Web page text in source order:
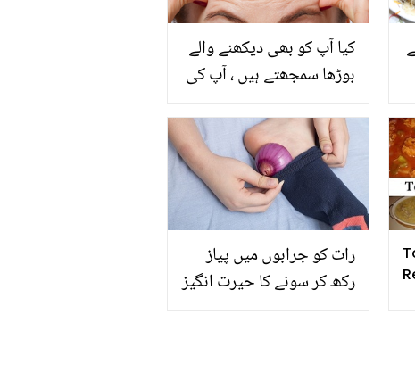
کیا آپ کو بھی دیکھنے والے
بوڑھا سمجھتے ہیں ، آپ کی
کھول دیتی ہے، جانیے اس
کی جھریاں دور کرنےکا
طریقہ
رات کو جرابوں میں پیاز
رکھ کر سونے کا حیرت انگیز